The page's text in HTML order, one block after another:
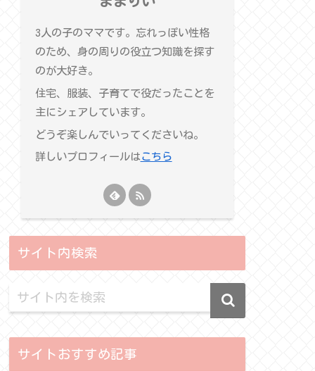
3人の子のママです。忘れっぽい性格
のため、身の周りの役立つ知識を探す
のが大好き。
住宅、服装、子育てで役だったことを
主にシェアしています。
どうぞ楽しんでいってくださいね。
詳しいプロフィールは こちら
サイト内検索
サイトおすすめ記事